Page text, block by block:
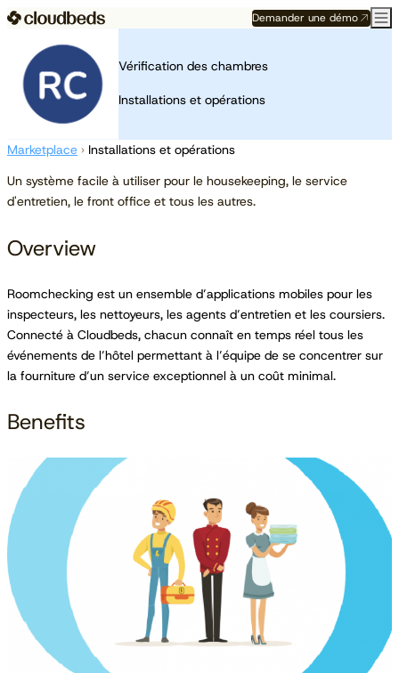
Demander une démo
Vérification des chambres
Installations et opérations
Marketplace › Installations et opérations
Un système facile à utiliser pour le housekeeping, le service
d'entretien, le front office et tous les autres.
Overview
Roomchecking est un ensemble d’applications mobiles pour les
inspecteurs, les nettoyeurs, les agents d’entretien et les coursiers.
Connecté à Cloudbeds, chacun connaît en temps réel tous les
événements de l’hôtel permettant à l’équipe de se concentrer sur
la fourniture d’un service exceptionnel à un coût minimal.
Benefits